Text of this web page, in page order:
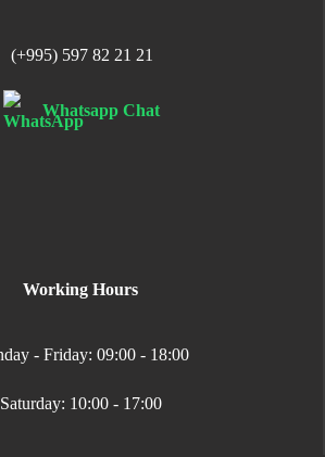
(+995) 597 82 21 21
Whatsapp Chat
Working Hours
- Friday: 09:00 - 18:00
Saturday: 10:00 - 17:00